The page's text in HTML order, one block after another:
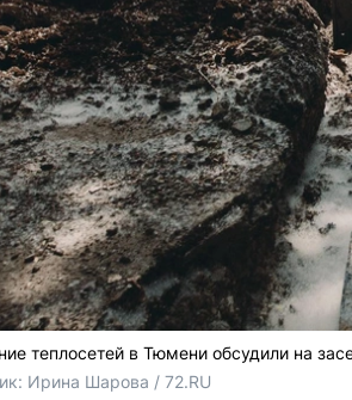
теплосетей в Тюмени обсудили на
Ирина Шарова / 72.RU